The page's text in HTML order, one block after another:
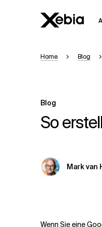
Home Blog
Blog
So
Mark van
Wenn Sie eine